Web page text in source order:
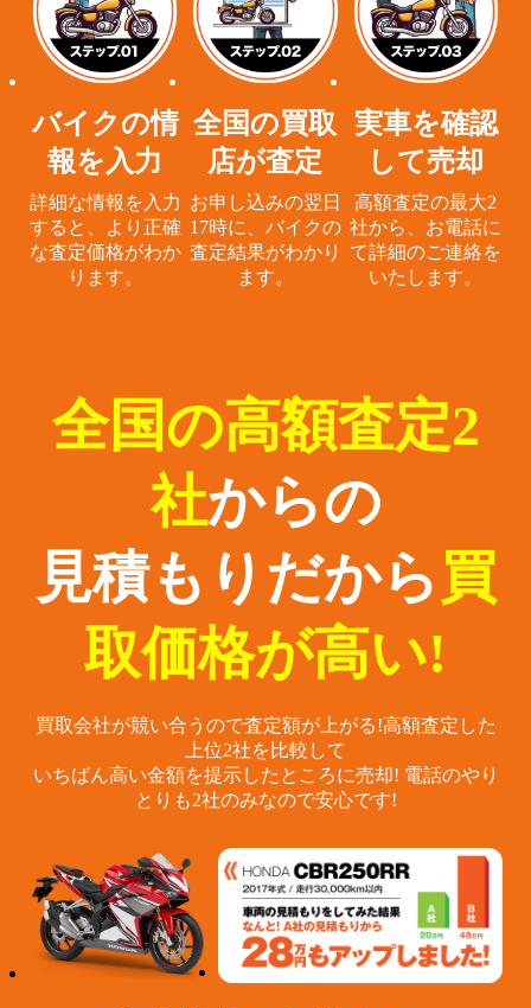
バイクの情
報を入力
詳細な情報を入力
すると、
より正確
な査定価格がわか
ります。
全国の買取
店が査定
お申し込みの翌日
17時に、 バイクの
査定結果がわかり
ます。
実車を確認
して売却
高額査定の最大2
社から、 お電話に
て詳細のご連絡を
いたします。
全国の高額査定2
社からの
見積もりだから 買
取価格が高い!
買取会社が競い合うので査定額が上がる!高額査定した
上位2社を比較して
いちばん高い金額を提示したところに売却! 電話のやり
とりも2社のみなので安心です!